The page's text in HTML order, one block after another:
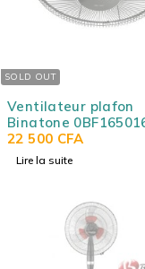
SOLD OUT
Ventilateur plafon
Binatone
22 500 CFA
Lire la suite